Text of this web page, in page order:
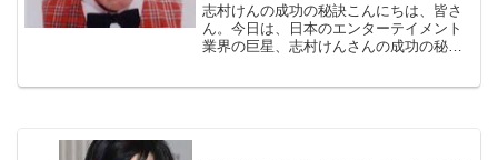
志村けんの成功の秘訣こんにちは、皆さ
ん。今日は、日本のエンターテイメント
業界の巨星、志村けんさんの成功の秘訣